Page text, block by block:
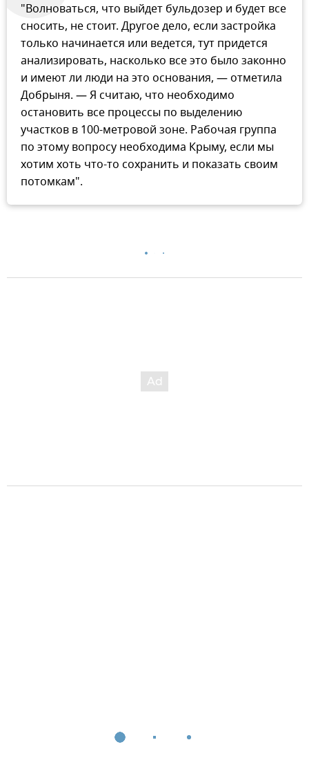
"Волноваться, что выйдет бульдозер и будет все
сносить, не стоит. Другое дело, если застройка
только начинается или ведется, тут придется
анализировать, насколько все это было законно
и имеют ли люди на это основания, — отметила
Добрыня. — Я считаю, что необходимо
остановить все процессы по выделению
участков в 100-метровой зоне. Рабочая группа
по этому вопросу необходима Крыму, если мы
хотим хоть что-то сохранить и показать своим
потомкам".